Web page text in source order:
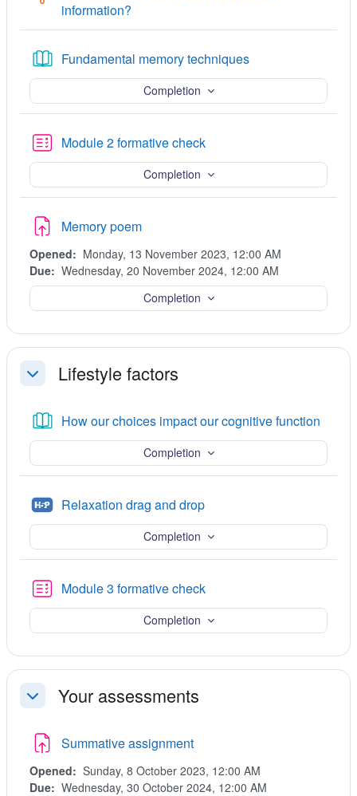
information?
Fundamental memory techniquesBook
Completion
Module 2 formative checkပဟေဠိမေးခွန်း
Completion
Memory poemAssignment
Opened: Monday, 13 November 2023, 12:00 AM
Due: Wednesday, 20 November 2024, 12:00 AM
Completion
ခေါက်သိမ်းရန်
Lifestyle factors
How our choices impact our cognitive function
Completion
Relaxation drag and dropH5P
Completion
Module 3 formative checkပဟေဠိမေးခွန်း
Completion
ခေါက်သိမ်းရန်
Your assessments
Summative assignment
Opened: Sunday, 8 October 2023, 12:00 AM
Due: Wednesday, 30 October 2024, 12:00 AM